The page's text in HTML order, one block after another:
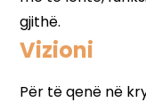
Vizioni